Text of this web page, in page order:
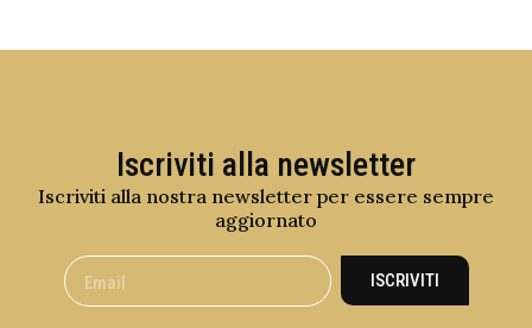
Iscriviti alla newsletter
Iscriviti alla nostra newsletter per essere sempre
aggiornato
ISCRIVITI